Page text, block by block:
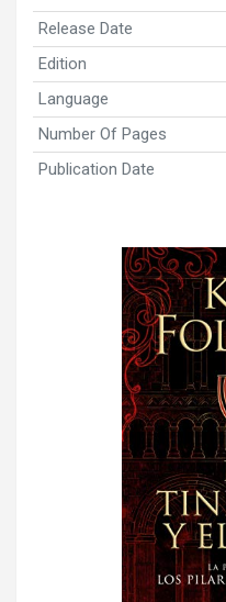
Release Date
Edition
Language
Number Of Pages
Publication Date